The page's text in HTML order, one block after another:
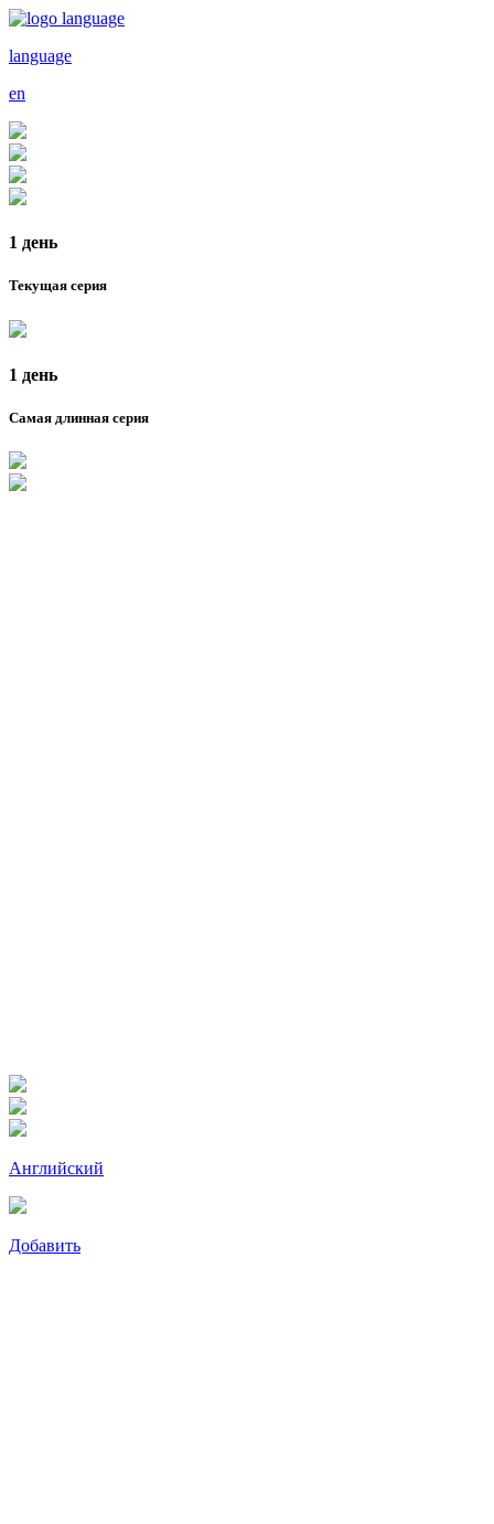
language
en
1 день
Текущая серия
1 день
Самая длинная серия
Английский
Добавить